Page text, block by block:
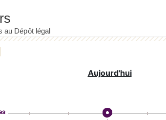
Aujourd'hui